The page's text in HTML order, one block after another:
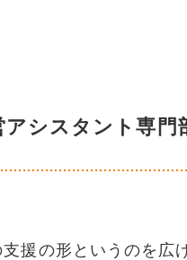
シスタント専門
援の形というのを